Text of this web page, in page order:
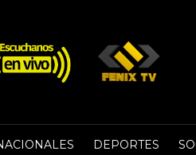
DEPORTES